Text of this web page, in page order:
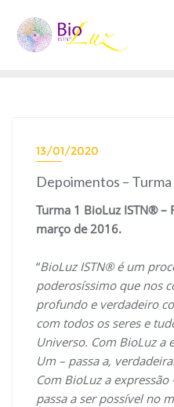
content
13/01/2020
Depoimentos –
Turma 1 BioLuz ISTN® –
março de 2016.
“BioLuz ISTN® é um
poderosíssimo que nos
profundo e verdadeiro
com todos os seres e
Universo. Com BioLuz a
Um – passa a,
Com BioLuz a expressão
passa a ser possível no